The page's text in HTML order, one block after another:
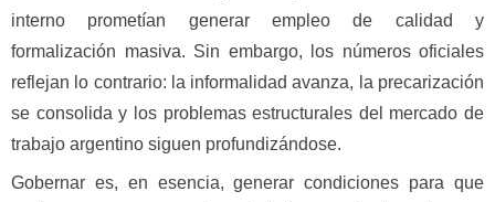
interno prometían generar empleo de calidad y
formalización masiva. Sin embargo, los números oficiales
reflejan lo contrario: la informalidad avanza, la precarización
se consolida y los problemas estructurales del mercado de
trabajo argentino siguen profundizándose.
Gobernar es, en esencia, generar condiciones para que